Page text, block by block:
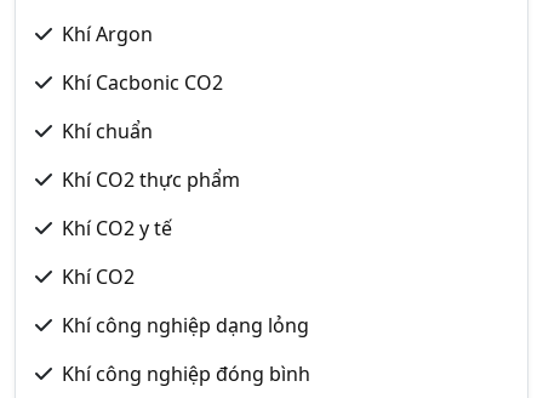
Khí Argon
Khí Cacbonic CO2
Khí chuẩn
Khí CO2 thực phẩm
Khí CO2 y tế
Khí CO2
Khí công nghiệp dạng lỏng
Khí công nghiệp đóng bình